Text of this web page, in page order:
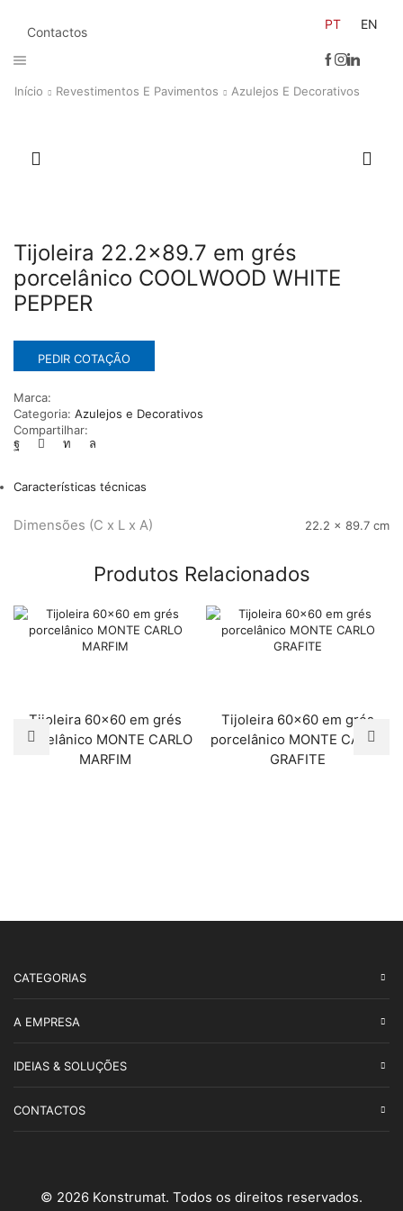
Contactos
PT EN
Início Revestimentos E Pavimentos Azulejos E Decorativos
Tijoleira 22.2×89.7 em grés
porcelânico COOLWOOD WHITE
PEPPER
PEDIR COTAÇÃO
Marca:
Categoria: Azulejos e Decorativos
Compartilhar:
Características técnicas
Dimensões (C x L x A) 22.2 × 89.7 cm
Produtos Relacionados
Tijoleira 60×60 em grés
porcelânico MONTE CARLO
MARFIM
Tijoleira 60×60 em grés
porcelânico MONTE CARLO
GRAFITE
CATEGORIAS
A EMPRESA
IDEIAS & SOLUÇÕES
CONTACTOS
© 2026 Konstrumat. Todos os direitos reservados.